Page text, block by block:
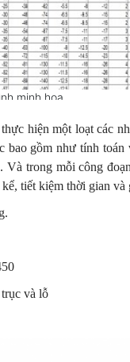
minh họa
hiện một loạt các
bao gồm như tính
Và trong mỗi công
tiết kiệm thời gian
và lỗ